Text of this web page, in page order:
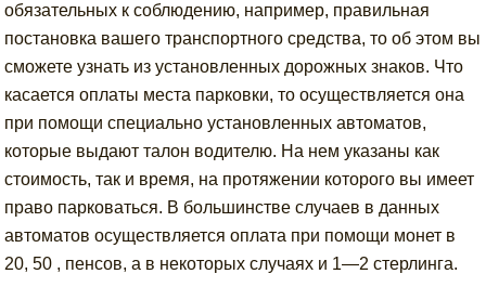
обязательных к соблюдению, например, правильная
постановка вашего транспортного средства, то об этом вы
сможете узнать из установленных дорожных знаков. Что
касается оплаты места парковки, то осуществляется она
при помощи специально установленных автоматов,
которые выдают талон водителю. На нем указаны как
стоимость, так и время, на протяжении которого вы имеет
право парковаться. В большинстве случаев в данных
автоматов осуществляется оплата при помощи монет в
20, 50 , пенсов, а в некоторых случаях и 1—2 стерлинга.